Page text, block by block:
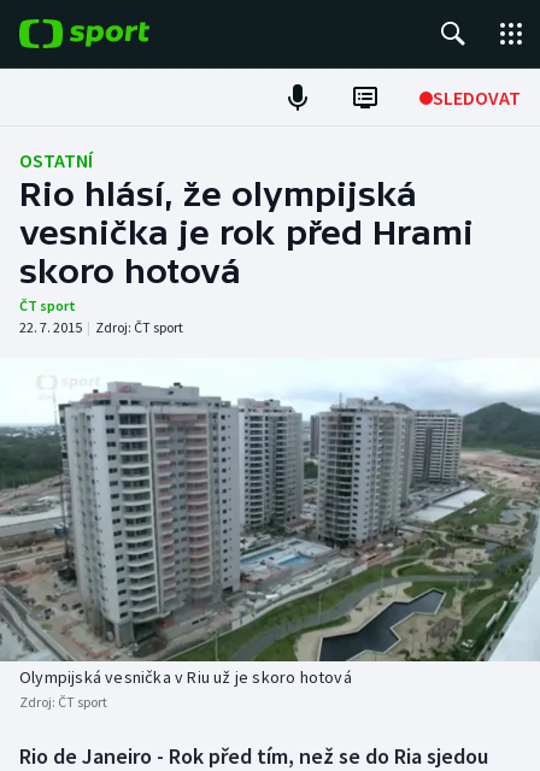
SLEDOVAT
Fotbal
Hokej
Tenis
Atletika
Cyklistika
DALŠÍ SPORTY
Americký fotbal
Baseball a softbal
Basketbal
Biatlon
NEPŘEHLÉDNĚTE
Soutěže
Historické návraty
Aplikace ČT sport
OSTATNÍ
Rio hlásí, že olympijská
vesnička je rok před Hrami
skoro hotová
ČT sport
22. 7. 2015 | Zdroj: ČT sport
Olympijská vesnička v Riu už je skoro hotová
Zdroj: ČT sport
Rio de Janeiro - Rok před tím, než se do Ria sjedou